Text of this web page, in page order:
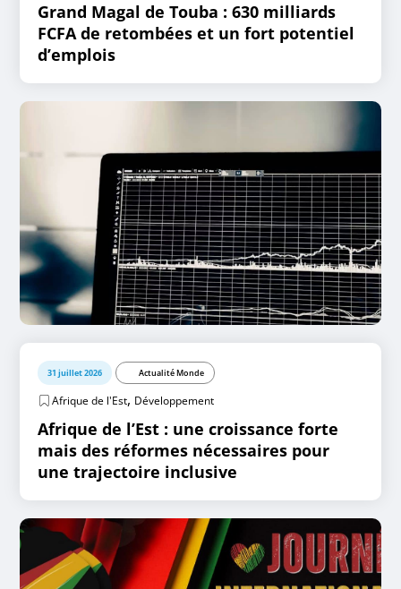
Grand Magal de Touba : 630 milliards
FCFA de retombées et un fort potentiel
d’emplois
31 juillet 2026 Actualité Monde
Afrique de l'Est, Développement
Afrique de l’Est : une croissance forte
mais des réformes nécessaires pour
une trajectoire inclusive